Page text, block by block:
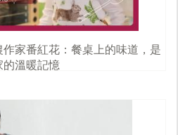
作家番紅花：餐桌上的味道，是
的溫暖記憶